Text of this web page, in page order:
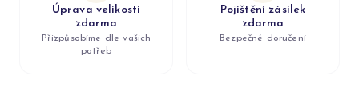
Úprava velikosti
zdarma
Přizpůsobíme dle vašich
potřeb
Pojištění zásilek
zdarma
Bezpečné doručení